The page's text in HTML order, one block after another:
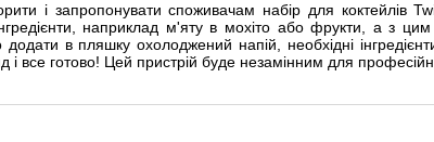
і запропонувати споживачам набір для
наприклад м'яту в мохіто або фрукти, а з
в пляшку охолоджений напій, необхідні
і все готово! Цей пристрій буде незамінним для